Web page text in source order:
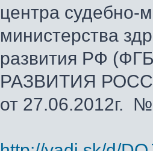
центра судебно-
министерства
развития РФ
РАЗВИТИЯ
от 27.06.2012г.